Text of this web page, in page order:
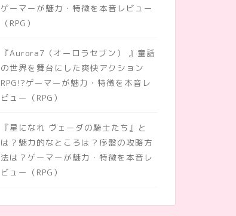
ゲーマーが魅力・特徴を本音レビュー
（RPG）
『Aurora7（オーロラセブン） 』童話
の世界を舞台にした爽快アクション
RPG!?ゲーマーが魅力・特徴を本音レ
ビュー（RPG）
『星になれ ヴェーダの騎士たち』と
は？魅力的なところは？序盤の攻略方
法は？ゲーマーが魅力・特徴を本音レ
ビュー（RPG）